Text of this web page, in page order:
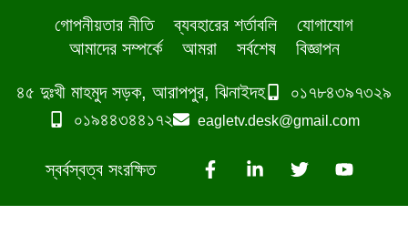
গোপনীয়তার নীতি ব্যবহারের শর্তাবলি
যোগাযোগ
আমাদের সম্পর্কে
আমরা সর্বশেষ বিজ্ঞাপন
৪৫ দুঃখী মাহমুদ সড়ক, আরাপপুর, ঝিনাইদহ
০১৭৮৪৩৯৭৩২৯
০১৯৪৪৩৪৪১৭২
eagletv.desk@gmail.com
স্বর্বস্বত্ব সংরক্ষিত